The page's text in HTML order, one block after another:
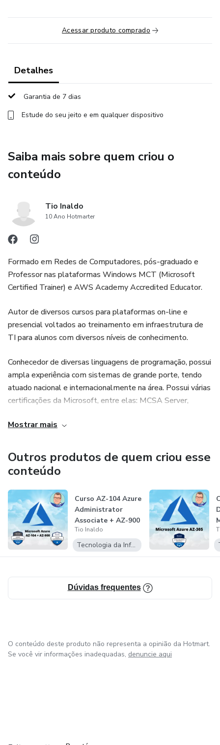
Com mais de 19 horas de vídeo aulas, você terá acesso a
um conteúdo abrangente e atualizado sobre todos os
tópicos importantes para se tornar um profissional em
Server 2022 e Azure.
Além disso, o curso é ministrado por instrutor experiente,
de cursos online com comprovada qualidade e experiência
fornecendo informações valiosas e práticas que você pode
aplicar imediatamente no seu trabalho.
tecnologia e obter uma certificação altamente valorizada
pelas empresas, então não perca a oportunidade de se
inscrever no curso AZ-800 - Administering Windows
Server Hybrid Core Infrastructure agora mesmo!
Acessar produto comprado
Detalhes
Garantia de 7 dias
Estude do seu jeito e em qualquer dispositivo
Saiba mais sobre quem criou o
conteúdo
Tio Inaldo
10 Ano Hotmarter
Formado em Redes de Computadores, pós-graduado e
Professor nas plataformas Windows MCT (Microsoft
Certified Trainer) e AWS Academy Accredited Educator.
Autor de diversos cursos para plataformas on-line e
presencial voltados ao treinamento em infraestrutura de
TI para alunos com diversos níveis de conhecimento.
Conhecedor de diversas linguagens de programação, possui
ampla experiência com sistemas de grande porte, tendo
atuado nacional e internacionalmente na área. Possui várias
certificações da Microsoft, entre elas: MCSA Server,
10, Microsoft Azure Administrator, Modern Desktop
Mostrar mais
Outros produtos de quem criou esse
conteúdo
Curso AZ-104 Azure
Administrator
Associate + AZ-900
Fundamen...
Tio Inaldo
Tecnologia da Informação
Dúvidas frequentes
O conteúdo deste produto não representa a opinião da Hotmart.
Se você vir informações inadequadas, denuncie aqui